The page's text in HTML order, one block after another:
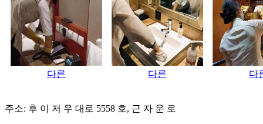
다른 다른 다
주소: 후 이 저 우 대로 5558 호, 근 자 운 로